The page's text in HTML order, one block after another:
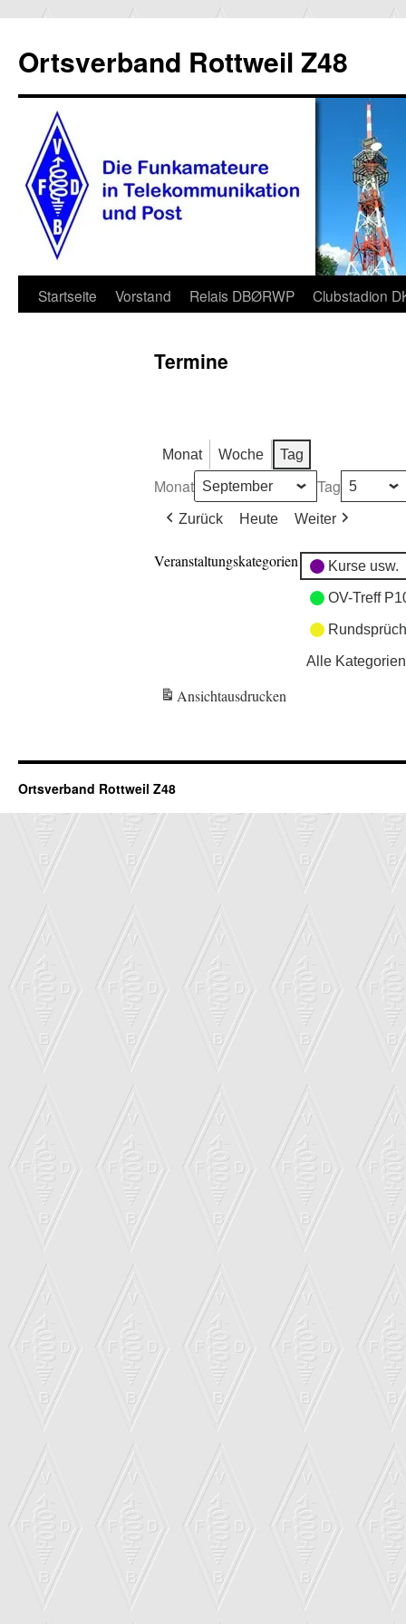
Ortsverband Rottweil Z48
Zum
Startseite Vorstand Relais DBØRWP Clubstadion
Termine
Monat Woche Tag
Monat Tag
Zurück Heute Weiter
Veranstaltungskategorien Kurse usw.
OV-Treff
Alle Kategorien
Ansichtausdrucken
Ortsverband Rottweil Z48